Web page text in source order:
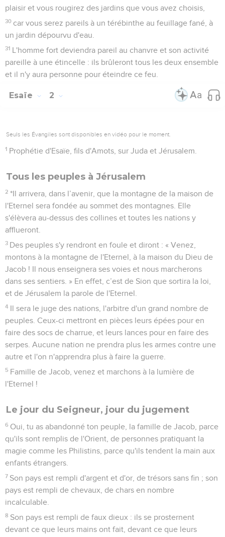
plaisir et vous rougirez des jardins que vous avez choisis,
30 car vous serez pareils à un térébinthe au feuillage fané, à
un jardin dépourvu d'eau.
31 L'homme fort deviendra pareil au chanvre et son activité
pareille à une étincelle : ils brûleront tous les deux ensemble
et il n'y aura personne pour éteindre ce feu.
Esaïe 2
Seuls les Évangiles sont disponibles en vidéo pour le moment.
1 Prophétie d'Esaïe, fils d'Amots, sur Juda et Jérusalem.
Tous les peuples à Jérusalem
2 *Il arrivera, dans l’avenir, que la montagne de la maison de
l'Eternel sera fondée au sommet des montagnes. Elle
s'élèvera au-dessus des collines et toutes les nations y
afflueront.
3 Des peuples s'y rendront en foule et diront : « Venez,
montons à la montagne de l'Eternel, à la maison du Dieu de
Jacob ! Il nous enseignera ses voies et nous marcherons
dans ses sentiers. » En effet, c’est de Sion que sortira la loi,
et de Jérusalem la parole de l'Eternel.
4 Il sera le juge des nations, l'arbitre d'un grand nombre de
peuples. Ceux-ci mettront en pièces leurs épées pour en
faire des socs de charrue, et leurs lances pour en faire des
serpes. Aucune nation ne prendra plus les armes contre une
autre et l'on n'apprendra plus à faire la guerre.
5 Famille de Jacob, venez et marchons à la lumière de
l'Eternel !
Le jour du Seigneur, jour du jugement
6 Oui, tu as abandonné ton peuple, la famille de Jacob, parce
qu'ils sont remplis de l'Orient, de personnes pratiquant la
magie comme les Philistins, parce qu'ils tendent la main aux
enfants étrangers.
7 Son pays est rempli d'argent et d'or, de trésors sans fin ; son
pays est rempli de chevaux, de chars en nombre
incalculable.
8 Son pays est rempli de faux dieux : ils se prosternent
devant ce que leurs mains ont fait, devant ce que leurs